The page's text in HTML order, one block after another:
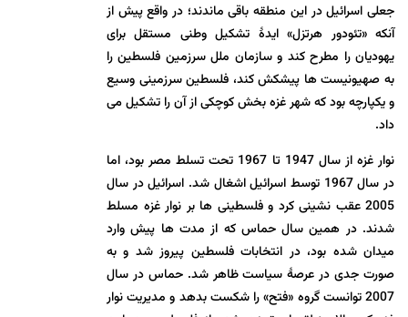
جعلی اسرائیل در این منطقه باقی ماندند؛ در واقع پیش از
آنکه «تئودور هرتزل» ایدۀ تشکیل وطنی مستقل برای
یهودیان را مطرح کند و سازمان ملل سرزمین فلسطین را
به صهیونیست ها پیشکش کند، فلسطین سرزمینی وسیع
و یکپارچه بود که شهر غزه بخش کوچکی از آن را تشکیل می
داد.
نوار غزه از سال 1947 تا 1967 تحت تسلط مصر بود، اما
در سال 1967 توسط اسرائیل اشغال شد. اسرائیل در سال
2005 عقب نشینی کرد و فلسطینی ها بر نوار غزه مسلط
شدند. در همین سال حماس که از مدت ها پیش وارد
میدان شده بود، در انتخابات فلسطین پیروز شد و به
صورت جدی در عرصۀ سیاست ظاهر شد. حماس در سال
2007 توانست گروه «فتح» را شکست بدهد و مدیریت نوار